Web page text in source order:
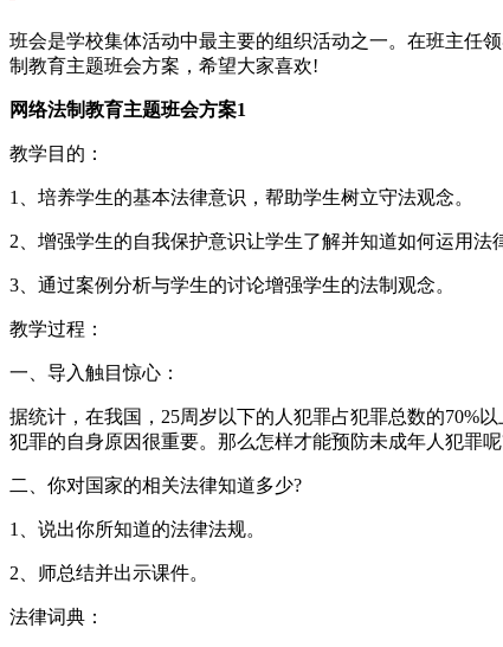
班会是学校集体活动中最主要的组织活动之一。在班主任
制教育主题班会方案，希望大家喜欢!
网络法制教育主题班会方案1
教学目的：
1、培养学生的基本法律意识，帮助学生树立守法观念。
2、增强学生的自我保护意识让学生了解并知道如何运用法
3、通过案例分析与学生的讨论增强学生的法制观念。
教学过程：
一、导入触目惊心：
据统计，在我国，25周岁以下的人犯罪占犯罪总数的70%
犯罪的自身原因很重要。那么怎样才能预防未成年人犯罪
二、你对国家的相关法律知道多少?
1、说出你所知道的法律法规。
2、师总结并出示课件。
法律词典：